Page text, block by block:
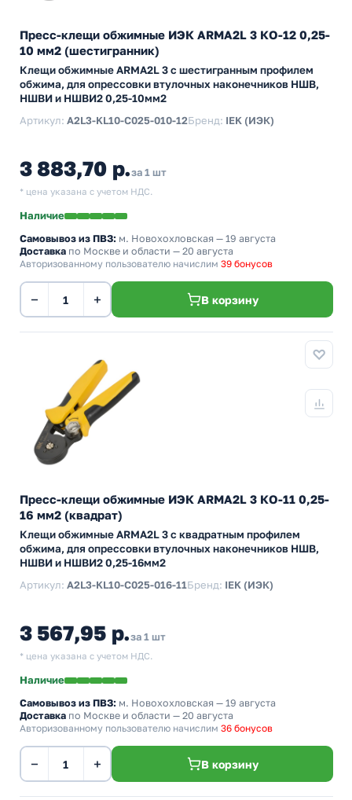
Пресс-клещи обжимные ИЭК ARMA2L 3 КО-12 0,25-
10 мм2 (шестигранник)
Клещи обжимные ARMA2L 3 с шестигранным профилем
обжима, для опрессовки втулочных наконечников НШВ,
НШВИ и НШВИ2 0,25-10мм2
Артикул: A2L3-KL10-C025-010-12Бренд: IEK (ИЭК)
3 883,70 р.за 1 шт
* цена указана с учетом НДС.
Наличие
Самовывоз из ПВЗ: м. Новохохловская — 19 августа
Доставка по Москве и области — 20 августа
Авторизованному пользователю начислим 39 бонусов
− + В корзину
Пресс-клещи обжимные ИЭК ARMA2L 3 КО-11 0,25-
16 мм2 (квадрат)
Клещи обжимные ARMA2L 3 с квадратным профилем
обжима, для опрессовки втулочных наконечников НШВ,
НШВИ и НШВИ2 0,25-16мм2
Артикул: A2L3-KL10-C025-016-11Бренд: IEK (ИЭК)
3 567,95 р.за 1 шт
* цена указана с учетом НДС.
Наличие
Самовывоз из ПВЗ: м. Новохохловская — 19 августа
Доставка по Москве и области — 20 августа
Авторизованному пользователю начислим 36 бонусов
− + В корзину